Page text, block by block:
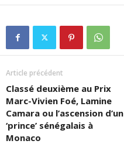
Article précédent
Classé deuxième au Prix
Marc-Vivien Foé, Lamine
Camara ou l’ascension d’un
‘prince’ sénégalais à
Monaco